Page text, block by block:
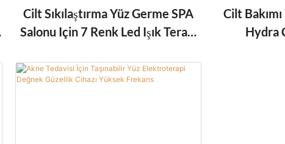
Cilt Sıkılaştırma Yüz Germe SPA
Salonu Için 7 Renk Led Işık Terapi
Cilt
Hydra